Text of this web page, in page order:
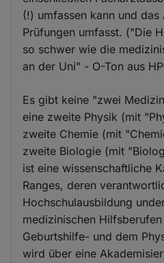
(!) umfassen kann und
Prüfungen umfasst. ("Die
so schwer wie die
an der Uni" - O-Ton aus
Es gibt keine "zwei
eine zweite Physik (mit
zweite Chemie (mit
zweite Biologie (mit
ist eine wissenschaftliche
Ranges, deren
Hochschulausbildung
medizinischen
Geburtshilfe- und dem
wird über eine